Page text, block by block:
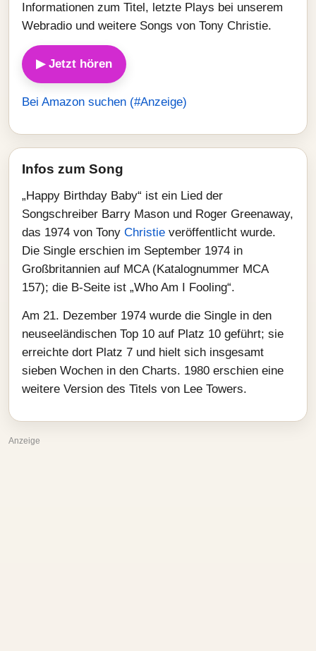
Informationen zum Titel, letzte Plays bei unserem
Webradio und weitere Songs von Tony Christie.
▶ Jetzt hören
Bei Amazon suchen (#Anzeige)
Infos zum Song
„Happy Birthday Baby“ ist ein Lied der
Songschreiber Barry Mason und Roger Greenaway,
das 1974 von Tony Christie veröffentlicht wurde.
Die Single erschien im September 1974 in
Großbritannien auf MCA (Katalognummer MCA
157); die B-Seite ist „Who Am I Fooling“.
Am 21. Dezember 1974 wurde die Single in den
neuseeländischen Top 10 auf Platz 10 geführt; sie
erreichte dort Platz 7 und hielt sich insgesamt
sieben Wochen in den Charts. 1980 erschien eine
weitere Version des Titels von Lee Towers.
Anzeige